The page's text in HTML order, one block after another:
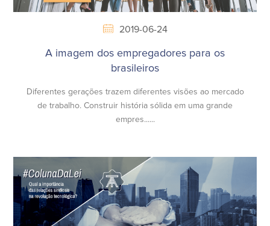
2019-06-24
A imagem dos empregadores para os
brasileiros
Diferentes gerações trazem diferentes visões ao mercado
de trabalho. Construir história sólida em uma grande
empres......